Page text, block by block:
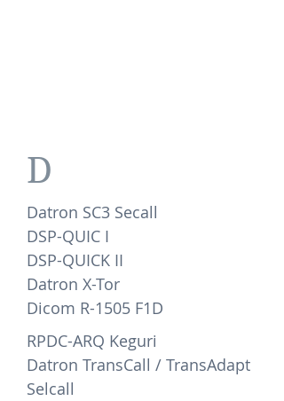
D
Datron SC3 Secall
DSP-QUIC I
DSP-QUICK II
Datron X-Tor
Dicom R-1505 F1D
RPDC-ARQ Keguri
Datron TransCall / TransAdapt
Selcall